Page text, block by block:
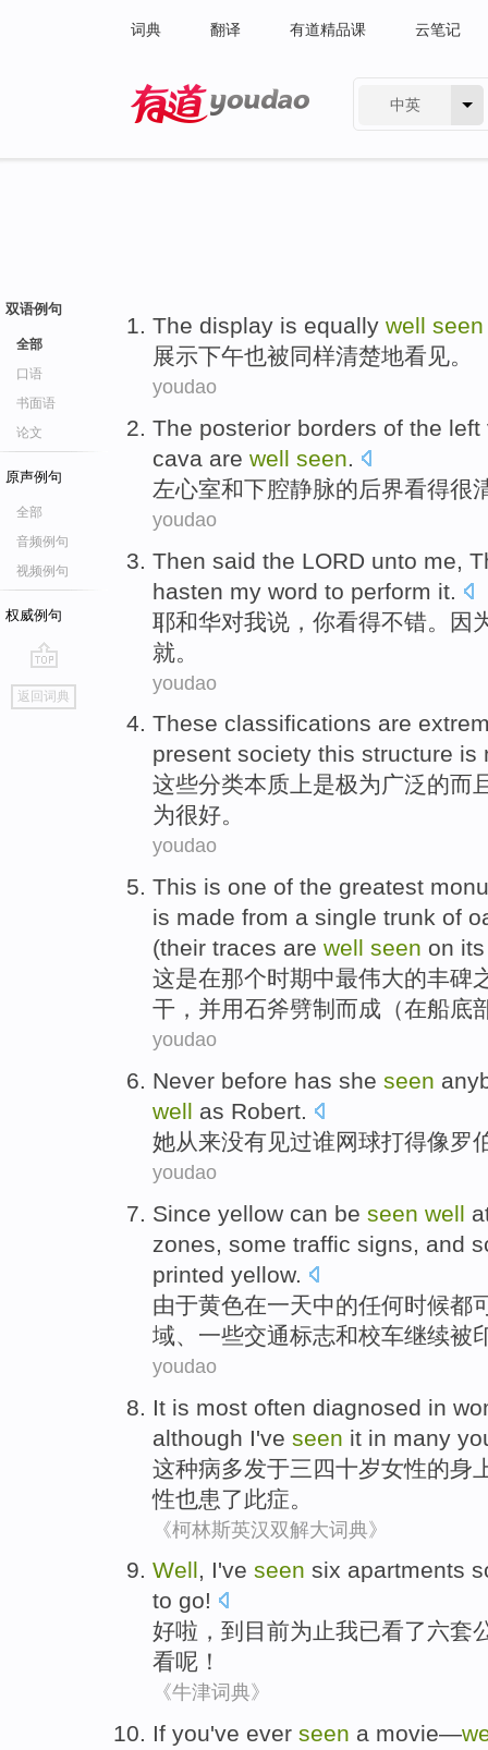
词典 翻译 有道精品课 云笔记
中英
双语例句
全部
口语
书面语
论文
原声例句
全部
音频例句
视频例句
权威例句
go
top
返回词典
The display is equally well seen
展示下午也被同样清楚地看见。
youdao
The posterior borders of the left
cava are well seen.
左心室和下腔静脉的后界看得很
youdao
Then said the LORD unto me
hasten my word to perform it.
耶和华对我说 ， 你看得不错。
因
就。
youdao
These classifications are
present society this structure is
这些分类本质 上是极为广泛的而
为很好。
youdao
This is one of the greatest
is made from a single trunk of
(their traces are well seen on
这是在那个时期中最伟大的丰碑
干 ，并用石斧劈制而成（在船底
youdao
Never before has she seen
well as Robert.
她从来没有见过谁网球打得像罗
youdao
Since yellow can be seen well
zones, some traffic signs, and
printed yellow.
由于黄色在一天中的任何时候都
域、 一些交通标志和校车继续被
youdao
It is most often diagnosed in
although I've seen it in many
这种病多发于三四十岁女性的身
性也患了此症。
《柯林斯英汉双解大词典》
Well, I've seen six apartments
to go!
好啦 ，到目前为止我已看了六套
看呢！
《牛津词典》
If you've ever seen a movie—